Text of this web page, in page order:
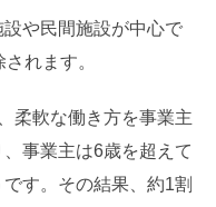
や民間施設が中心で
れます。
柔軟な働き方を事業主
事業主は6歳を超えて
す。その結果、約1割